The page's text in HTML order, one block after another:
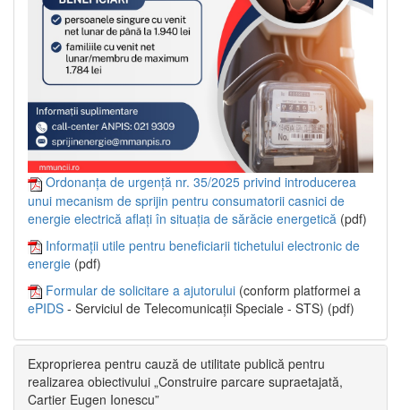
Ordonanța de urgență nr. 35/2025 privind introducerea
unui mecanism de sprijin pentru consumatorii casnici de
energie electrică aflați în situația de sărăcie energetică (pdf)
Informații utile pentru beneficiarii tichetului electronic de
energie (pdf)
Formular de solicitare a ajutorului (conform platformei a
ePIDS - Serviciul de Telecomunicații Speciale - STS) (pdf)
Exproprierea pentru cauză de utilitate publică pentru
realizarea obiectivului „Construire parcare supraetajată,
Cartier Eugen Ionescu”